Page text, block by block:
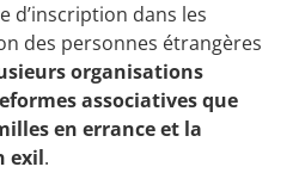
d’inscription dans les
des personnes étrangères
organisations
associatives que
en errance et la
exil.